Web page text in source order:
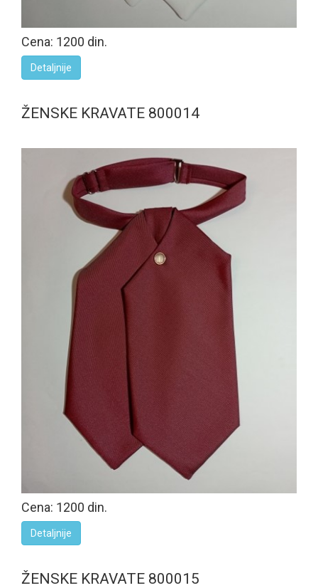
Cena: 1200 din.
Detaljnije
ŽENSKE KRAVATE 800014
Cena: 1200 din.
Detaljnije
ŽENSKE KRAVATE 800015